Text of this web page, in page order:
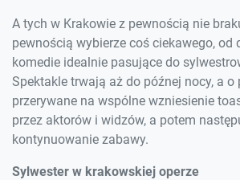
A tych w Krakowie z pewnością nie
pewnością wybierze coś ciekawego, od
komedie idealnie pasujące do
Spektakle trwają aż do późnej nocy, a o
przerywane na wspólne wzniesienie
przez aktorów i widzów, a potem
kontynuowanie zabawy.
Sylwester w krakowskiej operze